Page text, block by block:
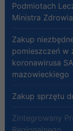
Podmiotach
Ministra Zdrowia
Zakup
pomieszczeń w
koronawirusa
mazowieckiego
Zakup sprzętu
Zintegrowany